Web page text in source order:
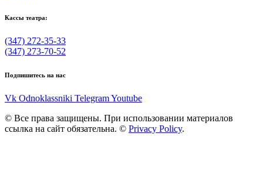
Кассы театра:
(347) 272-35-33
(347) 273-70-52
Подпишитесь на нас
Vk Odnoklassniki TelegramYoutube
© Все права защищены. При использовании материалов
ссылка на сайт обязательна. © Privacy Policy.